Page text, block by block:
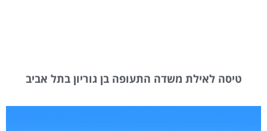
טיסה לאילת משדה התעופה בן גוריון בתל אביב